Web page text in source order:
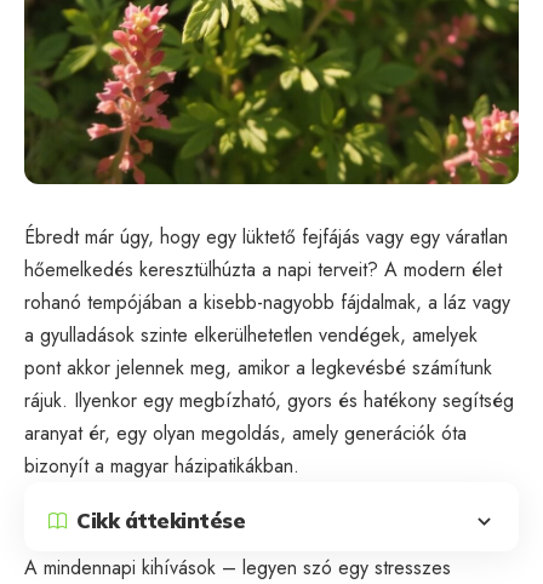
Ébredt már úgy, hogy egy lüktető fejfájás vagy egy váratlan
hőemelkedés keresztülhúzta a napi terveit? A modern élet
rohanó tempójában a kisebb-nagyobb fájdalmak, a láz vagy
a gyulladások szinte elkerülhetetlen vendégek, amelyek
pont akkor jelennek meg, amikor a legkevésbé számítunk
rájuk. Ilyenkor egy megbízható, gyors és hatékony segítség
aranyat ér, egy olyan megoldás, amely generációk óta
bizonyít a magyar házipatikákban.
Cikk áttekintése
A mindennapi kihívások – legyen szó egy stresszes